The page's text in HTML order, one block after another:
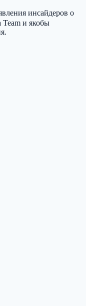
инсайдеров о
Team и якобы